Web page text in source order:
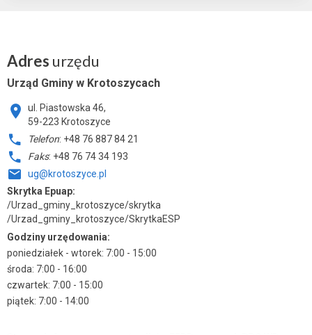
Adres urzędu
Urząd Gminy w Krotoszycach
ul. Piastowska 46,
59-223 Krotoszyce
Telefon: +48 76 887 84 21
Faks: +48 76 74 34 193
ug@krotoszyce.pl
Skrytka Epuap:
/Urzad_gminy_krotoszyce/skrytka
/Urzad_gminy_krotoszyce/SkrytkaESP
Godziny urzędowania:
poniedziałek - wtorek: 7:00 - 15:00
środa: 7:00 - 16:00
czwartek: 7:00 - 15:00
piątek: 7:00 - 14:00